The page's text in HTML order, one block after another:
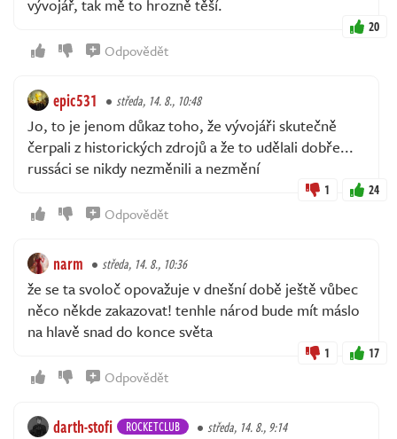
vývojář, tak mě to hrozně těší.
20
Odpovědět
epic531 středa, 14. 8., 10:48
Jo, to je jenom důkaz toho, že vývojáři skutečně
čerpali z historických zdrojů a že to udělali dobře...
russáci se nikdy nezměnili a nezmění
1 24
Odpovědět
narm středa, 14. 8., 10:36
že se ta svoloč opovažuje v dnešní době ještě vůbec
něco někde zakazovat! tenhle národ bude mít máslo
na hlavě snad do konce světa
1 17
Odpovědět
darth-stofi ROCKETCLUB středa, 14. 8., 9:14